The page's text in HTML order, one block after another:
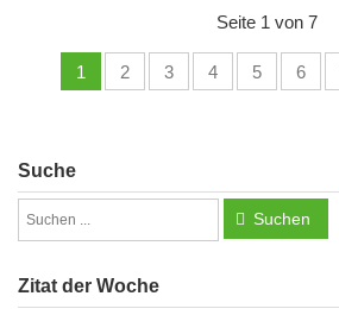
Seite 1 von 7
1 2 3 4 5 6
Suche
Suchen
Zitat der Woche